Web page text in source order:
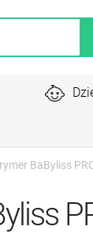
BaByliss